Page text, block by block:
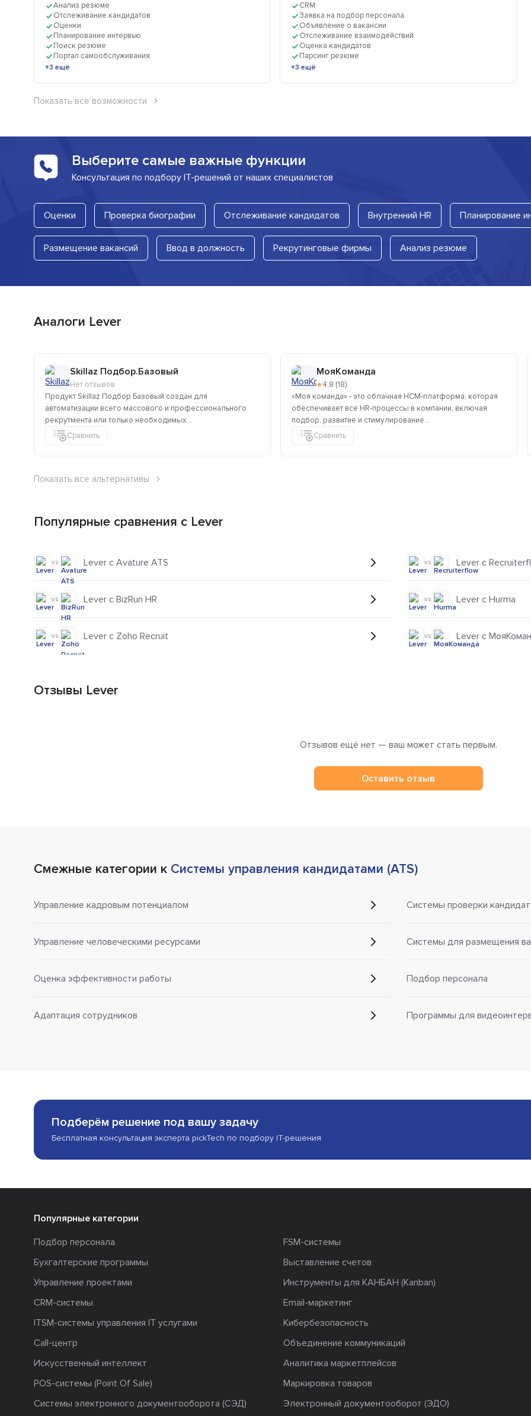
Анализ резюме
Отслеживание кандидатов
Оценки
Планирование интервью
Поиск резюме
Портал самообслуживания
+3 ещё
CRM
Заявка на подбор персонала
Объявление о вакансии
Отслеживание взаимодействий
Оценка кандидатов
Парсинг резюме
+3 ещё
Показать все возможности
Выберите самые важные функции
Консультация по подбору IT-решений от наших специалистов
Оценки Проверка биографии Отслеживание кандидатов Внутренний HR Планирование
Размещение вакансий Ввод в должность Рекрутинговые фирмы Анализ резюме
Аналоги Lever
Skillaz Подбор.Базовый
Нет отзывов
Продукт Skillaz Подбор.Базовый создан для
автоматизации всего массового и профессионального
рекрутмента или только необходимых...
Сравнить
МояКоманда
★4,8 (18)
«Моя команда» - это облачная HCM-платформа, которая
обеспечивает все HR-процессы в компании, включая
подбор, развитие и стимулирование...
Сравнить
Показать все альтернативы
Популярные сравнения с Lever
vs Lever с Avature ATS
vs Lever с BizRun HR
vs Lever с Zoho Recruit
vs Lever с
vs Lever с Hurma
vs Lever с
Отзывы Lever
Отзывов ещё нет — ваш может стать первым.
Оставить отзыв
Смежные категории к Системы управления кандидатами (ATS)
Управление кадровым потенциалом
Управление человеческими ресурсами
Оценка эффективности работы
Адаптация сотрудников
Системы проверки
Системы для размещения
Подбор персонала
Программы для
Подберём решение под вашу задачу
Бесплатная консультация эксперта pickTech по подбору IT-решения
Популярные категории
Подбор персонала
FSM-системы
Бухгалтерские программы
Выставление счетов
Управление проектами
Инструменты для КАНБАН (Kanban)
CRM-системы
Email-маркетинг
ITSM-системы управления IT услугами
Кибербезопасность
Call-центр
Объединение коммуникаций
Искусственный интеллект
Аналитика маркетплейсов
POS-системы (Point Of Sale)
Маркировка товаров
Системы электронного документооборота (СЭД)
Электронный документооборот (ЭДО)